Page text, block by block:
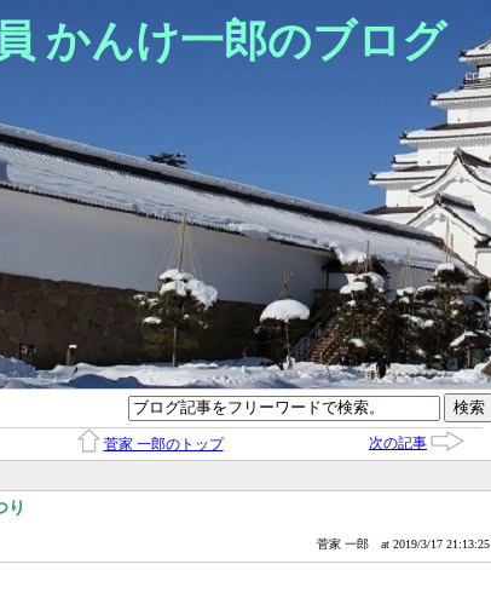
かんけ一郎のブログ
菅家 一郎のトップ 次の記事
り
菅家 一郎 at 2019/3/17 21:13:25